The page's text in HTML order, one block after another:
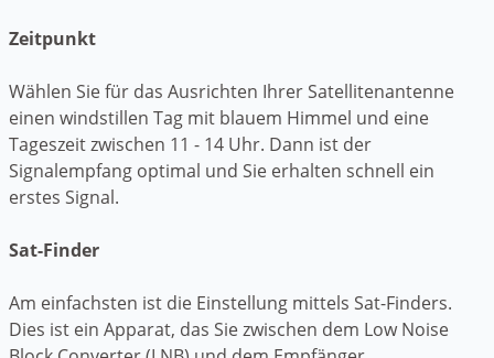
Zeitpunkt
Wählen Sie für das Ausrichten Ihrer Satellitenantenne
einen windstillen Tag mit blauem Himmel und eine
Tageszeit zwischen 11 - 14 Uhr. Dann ist der
Signalempfang optimal und Sie erhalten schnell ein
erstes Signal.
Sat-Finder
Am einfachsten ist die Einstellung mittels Sat-Finders.
Dies ist ein Apparat, das Sie zwischen dem Low Noise